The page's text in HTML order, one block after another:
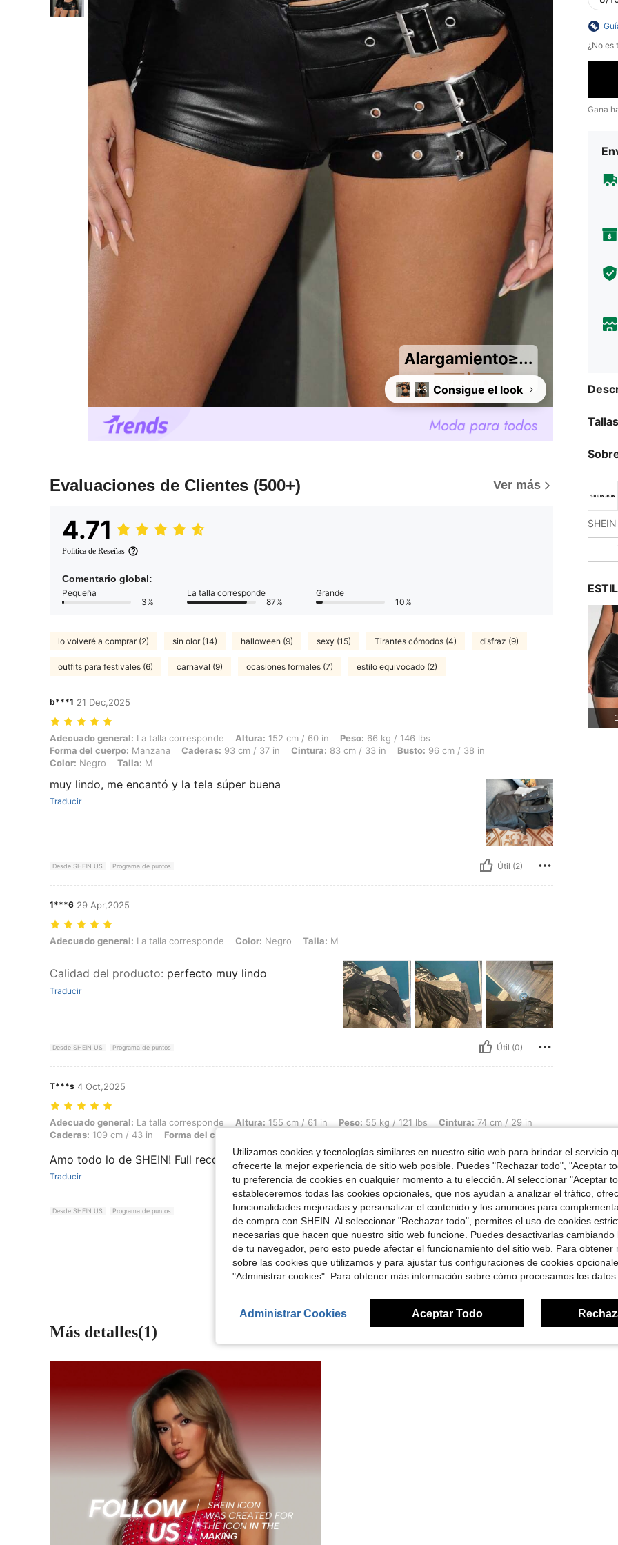
+3 Consigue el look
Evaluaciones de Clientes (500+) Ver más
4.71
Política de Reseñas
Comentario global:
Pequeña
3%
La talla corresponde
87%
Grande
10%
lo volveré a comprar (2) sin olor (14) halloween (9) sexy (15) Tirantes cómodos (4) disfraz (9)
outfits para festivales (6) carnaval (9) ocasiones formales (7) estilo equivocado (2)
b***1 21 Dec,2025
Adecuado general: La talla corresponde, Altura: 152 cm / 60 in, Peso: 66 kg / 146 lbs, Forma del cuerpo: Manzana, Caderas: 93 cm / 37 in, Cintura:
Adecuado general: La talla corresponde Altura: 152 cm / 60 in Peso: 66 kg / 146 lbs
Forma del cuerpo: Manzana Caderas: 93 cm / 37 in Cintura: 83 cm / 33 in Busto: 96 cm / 38 in
Color: Negro Talla: M
muy lindo, me encantó y la tela súper buena
Traducir
Desde SHEIN US Programa de puntos Útil (2)
1***6 29 Apr,2025
Adecuado general: La talla corresponde, Color: Negro, Talla: M
Adecuado general: La talla corresponde Color: Negro Talla: M
Calidad del producto: perfecto muy lindo
Traducir
Desde SHEIN US Programa de puntos Útil (0)
T***s 4 Oct,2025
Adecuado general: La talla corresponde, Altura: 155 cm / 61 in, Peso: 55 kg / 121 lbs, Cintura: 74 cm / 29 in, Caderas: 109 cm / 43 in, Forma del
Adecuado general: La talla corresponde Altura: 155 cm / 61 in Peso: 55 kg / 121 lbs Cintura: 74 cm / 29 in
Caderas: 109 cm / 43 in Forma del cuerpo:
Amo todo lo de SHEIN! Full recomiendo
Traducir
Desde SHEIN US Programa de puntos Útil (0)
Ver Más Reseñas
¿No es
Gana
Más detalles(1)
Utilizamos cookies y tecnologías similares en nuestro sitio web para brindar el servicio
ofrecerte la mejor experiencia de sitio web posible. Puedes "Rechazar todo", "Aceptar
tu preferencia de cookies en cualquier momento a tu elección. Al seleccionar "Aceptar
estableceremos todas las cookies opcionales, que nos ayudan a analizar el tráfico,
funcionalidades mejoradas y personalizar el contenido y los anuncios para
de compra con SHEIN. Al seleccionar "Rechazar todo", permites el uso de cookies
necesarias que hacen que nuestro sitio web funcione. Puedes desactivarlas cambiando
de tu navegador, pero esto puede afectar el funcionamiento del sitio web. Para obtener
sobre las cookies que utilizamos y para ajustar tus configuraciones de cookies
"Administrar cookies". Para obtener más información sobre cómo procesamos los datos
Administrar Cookies Aceptar Todo